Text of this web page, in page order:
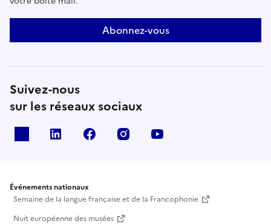
Abonnez-vous
Suivez-nous
sur les réseaux sociaux
Linkedin Facebook Instagram
Événements nationaux
Semaine de la langue française et de la Francophonie
Nuit européenne des musées